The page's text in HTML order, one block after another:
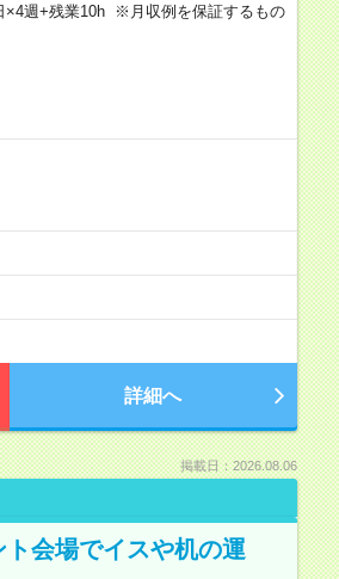
週+残業10h ※月収例を保証するもの
詳細へ
掲載日：2026.08.06
会場でイスや机の運